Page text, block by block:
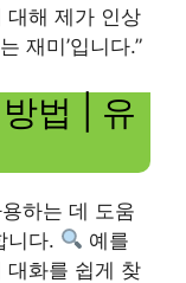
대해 제가 인상
재미’입니다.”
법 | 유
하는 데 도움
니다.
예를
대화를 쉽게 찾